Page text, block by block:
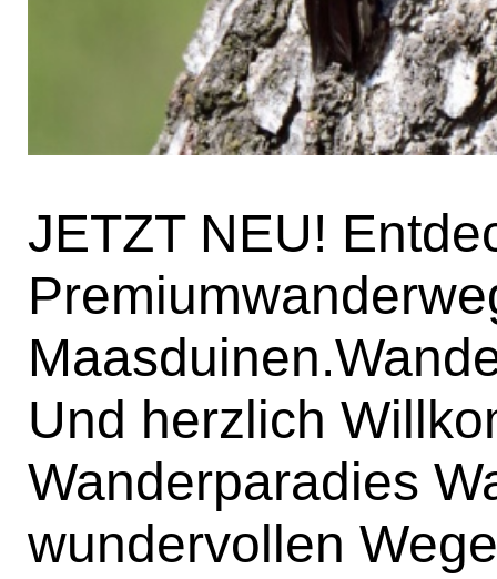
JETZT NEU!
Und herzlich
Wanderparadies
wundervollen